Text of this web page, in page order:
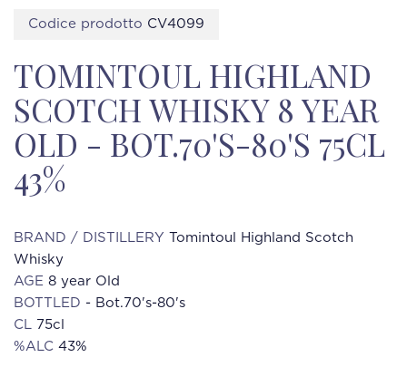
Codice prodotto CV4099
TOMINTOUL HIGHLAND
SCOTCH WHISKY 8 YEAR
OLD - BOT.70'S-80'S 75CL
43%
BRAND / DISTILLERY Tomintoul Highland Scotch
Whisky
AGE 8 year Old
BOTTLED - Bot.70's-80's
CL 75cl
%ALC 43%